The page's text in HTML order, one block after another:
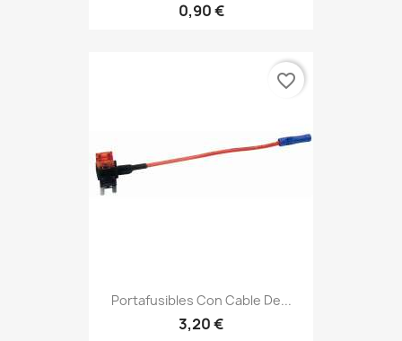
0,90 €
Portafusibles Con Cable De...
3,20 €
favorite_border